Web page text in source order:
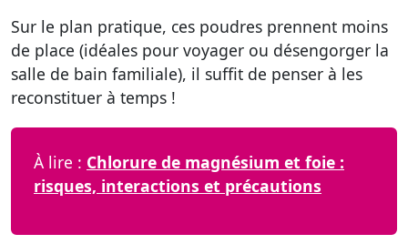
Sur le plan pratique, ces poudres prennent moins
de place (idéales pour voyager ou désengorger la
salle de bain familiale), il suffit de penser à les
reconstituer à temps !
À lire : Chlorure de magnésium et foie :
risques, interactions et précautions